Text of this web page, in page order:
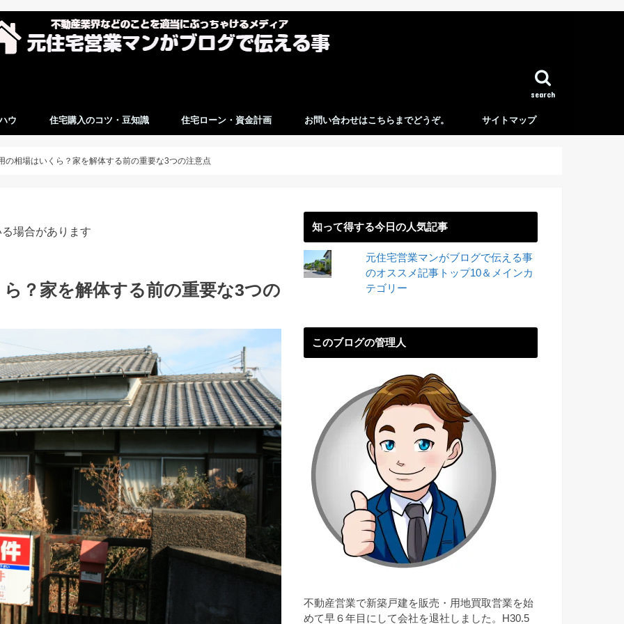
search
ウ 住宅購入のコツ・豆知識 住宅ローン・資金計画 お問い合わせはこちらまでどうぞ。 サイトマップ
の相場はいくら？家を解体する前の重要な3つの注意点
場合があります
？家を解体する前の重要な3つの
知って得する今日の人気記事
元住宅営業マンがブログで伝える事
のオススメ記事トップ10＆メインカ
テゴリー
このブログの管理人
不動産営業で新築戸建を販売・用地買取営業を始
めて早６年目にして会社を退社しました。H30.5